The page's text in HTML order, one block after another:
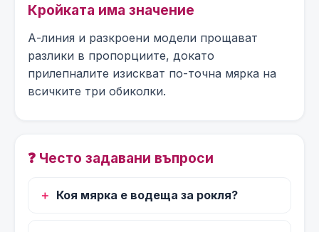
Кройката има значение
А-линия и разкроени модели прощават
разлики в пропорциите, докато
прилепналите изискват по-точна мярка на
всичките три обиколки.
❓ Често задавани въпроси
Коя мярка е водеща за рокля?